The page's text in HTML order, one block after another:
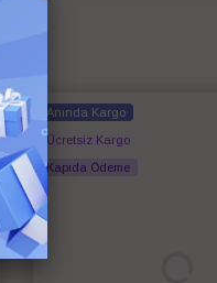
Anında Kargo
Ücretsiz Kargo
Kapıda Ödeme